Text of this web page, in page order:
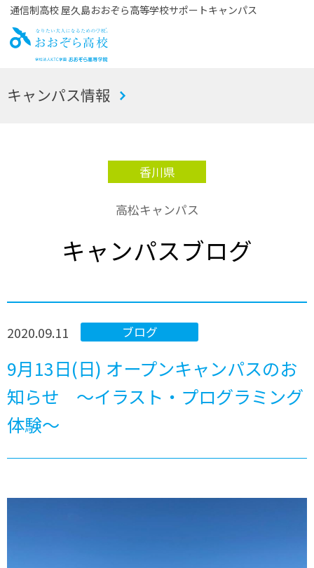
通信制高校 屋久島おおぞら高等学校サポートキャンパス
お
キャンパス情報
香川県
高松キャンパス
キャンパスブログ
ブログ
2020.09.11
9月13日(日) オープンキャンパスのお
知らせ ～イラスト・プログラミング
体験～